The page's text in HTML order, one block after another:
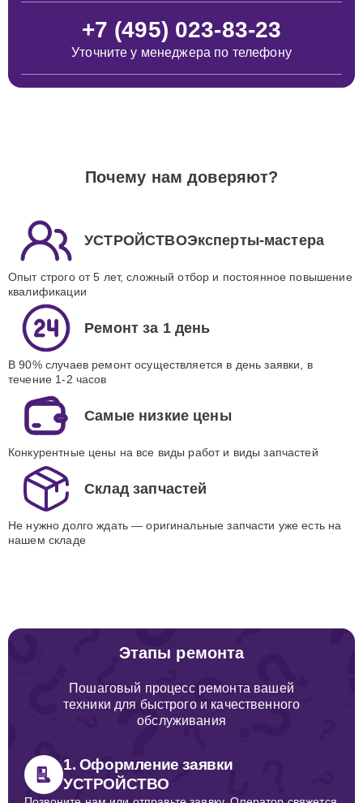
+7 (495) 023-83-23
Уточните у менеджера по телефону
Почему нам доверяют?
УСТРОЙСТВОЭксперты-мастера
Опыт строго от 5 лет, сложный отбор и постоянное повышение
квалификации
Ремонт за 1 день
В 90% случаев ремонт осуществляется в день заявки, в
течение 1-2 часов
Самые низкие цены
Конкурентные цены на все виды работ и виды запчастей
Склад запчастей
Не нужно долго ждать — оригинальные запчасти уже есть на
нашем складе
Этапы ремонта
Пошаговый процесс ремонта вашей
техники для быстрого и качественного
обслуживания
1. Оформление заявки
УСТРОЙСТВО